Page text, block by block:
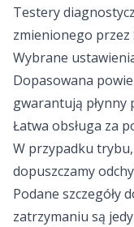
Testery
zmienionego
Wybrane
Dopasowana
gwarantują płynny
Łatwa obsługa za
W przypadku
dopuszczamy
Podane szczegóły
zatrzymaniu są